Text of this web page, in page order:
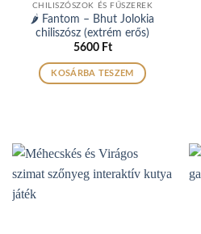
CHILISZÓSZOK ÉS FŰSZEREK
🌶️ Fantom – Bhut Jolokia
chiliszósz (extrém erős)
5600 Ft
KOSÁRBA TESZEM